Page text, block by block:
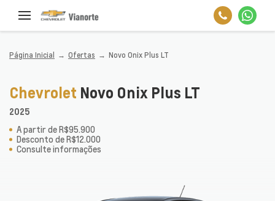
Página Inicial Ofertas Novo Onix Plus LT
Chevrolet Novo Onix Plus LT
2025
A partir de R$95.900
Desconto de R$12.000
Consulte informações